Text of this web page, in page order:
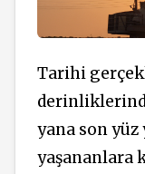
Tarihi
yana son yüz
yaşananlara